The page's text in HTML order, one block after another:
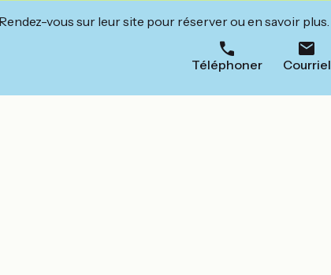
vous sur leur site pour réserver ou en savoir plus.
Téléphoner Courriel